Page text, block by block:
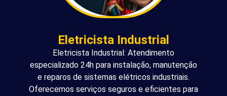
Eletricista Industrial
Eletricista Industrial: Atendimento
especializado 24h para instalação, manutenção
e reparos de sistemas elétricos industriais.
Oferecemos serviços seguros e eficientes para